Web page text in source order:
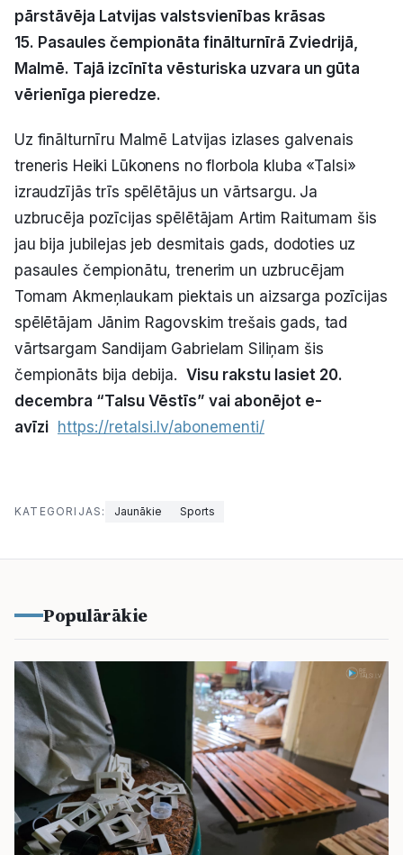
Reklāma
Politiskā reklāma
Kontakti
Ziņo redakcijai
Facebook Instagram YouTube
E-avīze Abonē
pārstāvēja Latvijas valstsvienības krāsas
15. Pasaules čempionāta finālturnīrā Zviedrijā,
Malmē. Tajā izcīnīta vēsturiska uzvara un gūta
vērienīga pieredze.
Uz finālturnīru Malmē Latvijas izlases galvenais
treneris Heiki Lūkonens no florbola kluba «Talsi»
izraudzījās trīs spēlētājus un vārtsargu. Ja
uzbrucēja pozīcijas spēlētājam Artim Raitumam šis
jau bija jubilejas jeb desmitais gads, dodoties uz
pasaules čempionātu, trenerim un uzbrucējam
Tomam Akmeņlaukam piektais un aizsarga pozīcijas
spēlētājam Jānim Ragovskim trešais gads, tad
vārtsargam Sandijam Gabrielam Siliņam šis
čempionāts bija debija. Visu rakstu lasiet 20.
decembra “Talsu Vēstīs” vai abonējot e-
avīzi https://retalsi.lv/abonementi/
KATEGORIJAS: Jaunākie Sports
Populārākie